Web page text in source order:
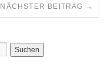
NÄCHSTER BEITRAG →